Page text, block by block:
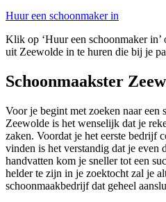
Huur een schoonmaker in
Klik op ‘Huur een schoonmaker in’
uit Zeewolde in te huren die bij je
Schoonmaakster
Voor je begint met zoeken naar een
Zeewolde is het wenselijk dat je
zaken. Voordat je het eerste bedrijf
vinden is het verstandig dat je even
handvatten kom je sneller tot een
helder te zijn in je zoektocht zal je
schoonmaakbedrijf dat geheel